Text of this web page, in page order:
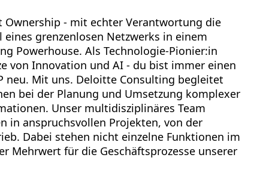
- mit echter Verantwortung die
grenzenlosen Netzwerks in einem
Powerhouse. Als Technologie-Pionier:in
von Innovation und AI - du bist immer einen
neu. Mit uns. Deloitte Consulting begleitet
bei der Planung und Umsetzung komplexer
Unser multidisziplinäres Team
in anspruchsvollen Projekten, von der
Dabei stehen nicht einzelne Funktionen im
Mehrwert für die Geschäftsprozesse unserer